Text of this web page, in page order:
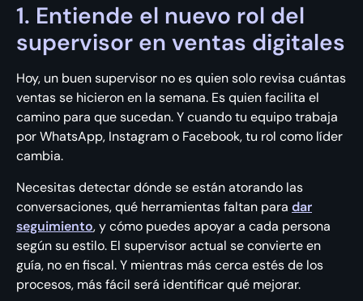
1. Entiende el nuevo rol del
supervisor en ventas digitales
Hoy, un buen supervisor no es quien solo revisa cuántas
ventas se hicieron en la semana. Es quien facilita el
camino para que sucedan. Y cuando tu equipo trabaja
por WhatsApp, Instagram o Facebook, tu rol como líder
cambia.
Necesitas detectar dónde se están atorando las
conversaciones, qué herramientas faltan para dar
seguimiento, y cómo puedes apoyar a cada persona
según su estilo. El supervisor actual se convierte en
guía, no en fiscal. Y mientras más cerca estés de los
procesos, más fácil será identificar qué mejorar.